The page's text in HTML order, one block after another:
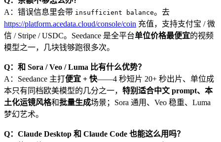
A：错误信息里会带 insufficient balance。去
https://platform.acedata.cloud/console/coin 充值，支持支付宝 / 微
信 / Stripe / USDC。Seedance 是全平台单位价格最便宜的视频
模型之一，几块钱够跑很多次。
Q：和 Sora / Veo / Luma 比有什么优势？
A：Seedance 主打便宜 + 快——4 秒短片 20+ 秒出片、单位成
本只有同档欧美模型的几分之一， 特别适合中文 prompt、本
土化运镜风格和批量生成场景；Sora 通用、Veo 稳重、Luma
梦幻艺术。
Q：Claude Desktop 和 Claude Code 也能这么用吗？